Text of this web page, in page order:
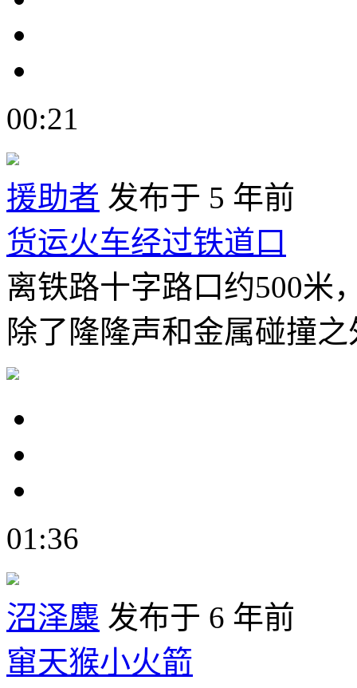
00:21
援助者 发布于 5 年前
货运火车经过铁道口
离铁路十字路口约500米
除了隆隆声和金属碰撞
01:36
沼泽麋 发布于 6 年前
窜天猴小火箭